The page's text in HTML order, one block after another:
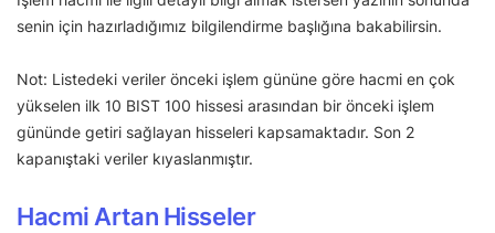
senin için hazırladığımız bilgilendirme başlığına bakabilirsin.
Not: Listedeki veriler önceki işlem gününe göre hacmi en çok
yükselen ilk 10 BIST 100 hissesi arasından bir önceki işlem
gününde getiri sağlayan hisseleri kapsamaktadır. Son 2
kapanıştaki veriler kıyaslanmıştır.
Hacmi Artan Hisseler